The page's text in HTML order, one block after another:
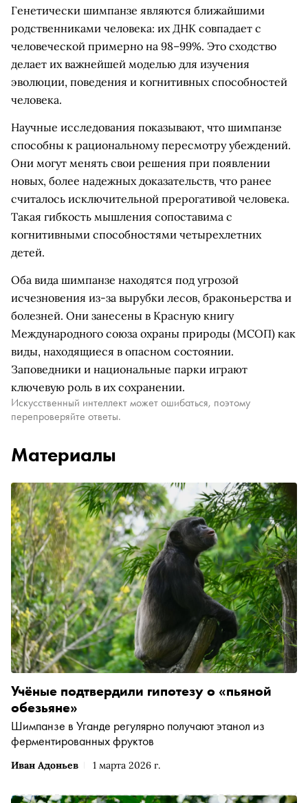
Генетически шимпанзе являются ближайшими
родственниками человека: их ДНК совпадает с
человеческой примерно на 98–99%. Это сходство
делает их важнейшей моделью для изучения
эволюции, поведения и когнитивных способностей
человека.
Научные исследования показывают, что шимпанзе
способны к рациональному пересмотру убеждений.
Они могут менять свои решения при появлении
новых, более надежных доказательств, что ранее
считалось исключительной прерогативой человека.
Такая гибкость мышления сопоставима с
когнитивными способностями четырехлетних
детей.
Оба вида шимпанзе находятся под угрозой
исчезновения из-за вырубки лесов, браконьерства и
болезней. Они занесены в Красную книгу
Международного союза охраны природы (МСОП) как
виды, находящиеся в опасном состоянии.
Заповедники и национальные парки играют
ключевую роль в их сохранении.
Искусственный интеллект может ошибаться, поэтому
перепроверяйте ответы.
Материалы
Иван Адоньев 1 марта 2026 г.
Учёные подтвердили гипотезу о «пьяной
обезьяне»
Шимпанзе в Уганде регулярно получают этанол из
ферментированных фруктов